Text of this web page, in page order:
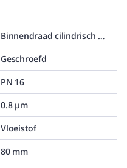
Binnendraad cilindrisch BSPP-G (ISO 228-1)
Geschroefd
PN 16
0.8 µm
Vloeistof
80 mm